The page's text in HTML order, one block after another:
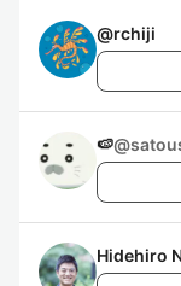
@rchiji
🍉@
Hidehiro